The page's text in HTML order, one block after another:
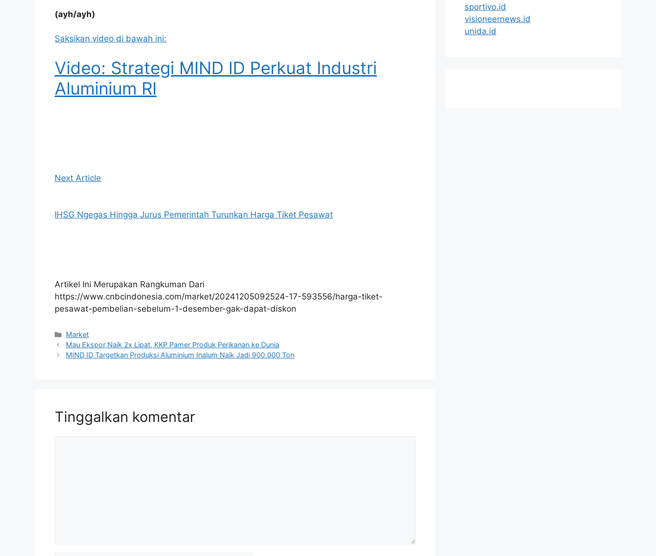
(ayh/ayh)
Saksikan video di bawah ini:
Video: Strategi MIND ID Perkuat Industri
Aluminium RI
Next Article
IHSG Ngegas Hingga Jurus Pemerintah Turunkan Harga Tiket Pesawat
Artikel Ini Merupakan Rangkuman Dari
https://www.cnbcindonesia.com/market/20241205092524-17-593556/harga-tiket-
pesawat-pembelian-sebelum-1-desember-gak-dapat-diskon
Kategori
Market
Mau Ekspor Naik 2x Lipat, KKP Pamer Produk Perikanan ke Dunia
MIND ID Targetkan Produksi Aluminium Inalum Naik Jadi 900.000 Ton
Tinggalkan komentar
sportivo.id
visioneernews.id
unida.id